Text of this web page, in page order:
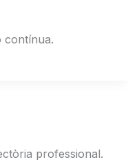
contínua.
professional.